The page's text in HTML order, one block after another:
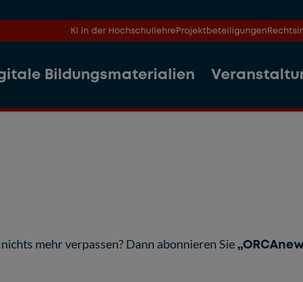
KI in der HochschullehreProjektbeteiligungen
Bildungsmaterialien
mehr verpassen? Dann abonnieren Sie